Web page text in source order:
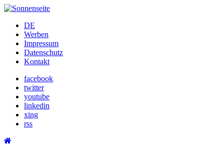
Skip
contentDE
Werben
Impressum
Datenschutz
Kontakt
facebook
twitter
youtube
linkedin
xing
rss